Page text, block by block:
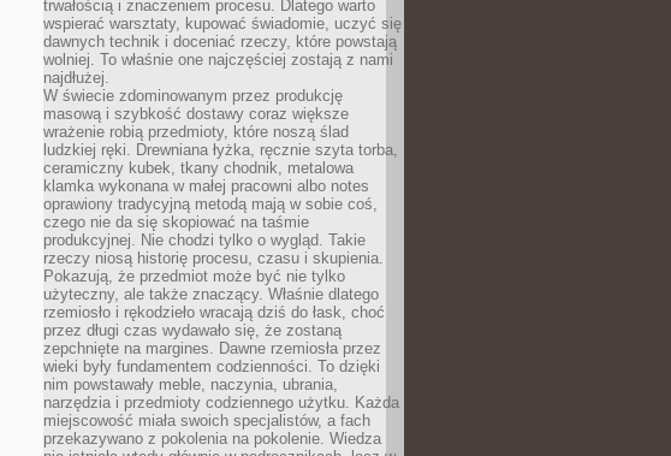
trwałością i znaczeniem procesu. Dlatego warto
wspierać warsztaty, kupować świadomie, uczyć się
dawnych technik i doceniać rzeczy, które powstają
wolniej. To właśnie one najczęściej zostają z nami
najdłużej.
W świecie zdominowanym przez produkcję
masową i szybkość dostawy coraz większe
wrażenie robią przedmioty, które noszą ślad
ludzkiej ręki. Drewniana łyżka, ręcznie szyta torba,
ceramiczny kubek, tkany chodnik, metalowa
klamka wykonana w małej pracowni albo notes
oprawiony tradycyjną metodą mają w sobie coś,
czego nie da się skopiować na taśmie
produkcyjnej. Nie chodzi tylko o wygląd. Takie
rzeczy niosą historię procesu, czasu i skupienia.
Pokazują, że przedmiot może być nie tylko
użyteczny, ale także znaczący. Właśnie dlatego
rzemiosło i rękodzieło wracają dziś do łask, choć
przez długi czas wydawało się, że zostaną
zepchnięte na margines. Dawne rzemiosła przez
wieki były fundamentem codzienności. To dzięki
nim powstawały meble, naczynia, ubrania,
narzędzia i przedmioty codziennego użytku. Każda
miejscowość miała swoich specjalistów, a fach
przekazywano z pokolenia na pokolenie. Wiedza